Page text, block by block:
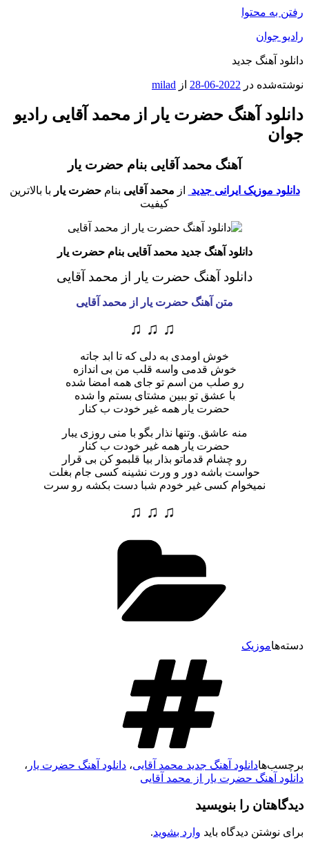
رفتن به محتوا
رادیو جوان
دانلود آهنگ جدید
نوشته‌شده در 2022-06-28 از milad
دانلود آهنگ حضرت یار از محمد آقایی رادیو
جوان
آهنگ محمد آقایی بنام حضرت یار
دانلود موزیک ایرانی جدید از محمد آقایی بنامحضرت یار با بالاترین
کیفیت
دانلود آهنگ جدید محمد آقایی بنام حضرت یار
دانلود آهنگ حضرت یار از محمد آقایی
متن آهنگ حضرت یار از محمد آقایی
♫ ♫ ♫
خوش اومدی به دلی که تا ابد جاته
خوش قدمی واسه قلب من بی اندازه
رو صلب من اسم تو جای همه امضا شده
با عشق تو ببین مشتای بستم وا شده
حضرت یار همه غیر خودت ب کنار
منه عاشق. وتنها نذار بگو با منی روزی یبار
حضرت یار همه غیر خودت ب کنار
رو چشام قدماتو بذار بیا قلبمو کن بی قرار
حواست باشه دور و ورت نشینه کسی جام بغلت
نمیخوام کسی غیر خودم شبا دست بکشه رو سرت
♫ ♫ ♫
دسته‌هاموزیک
برچسب‌هادانلود آهنگ جدید محمد آقایی، دانلود آهنگ حضرت یار ،
دانلود آهنگ حضرت یار از محمد آقایی
دیدگاهتان را بنویسید
برای نوشتن دیدگاه باید وارد بشوید.